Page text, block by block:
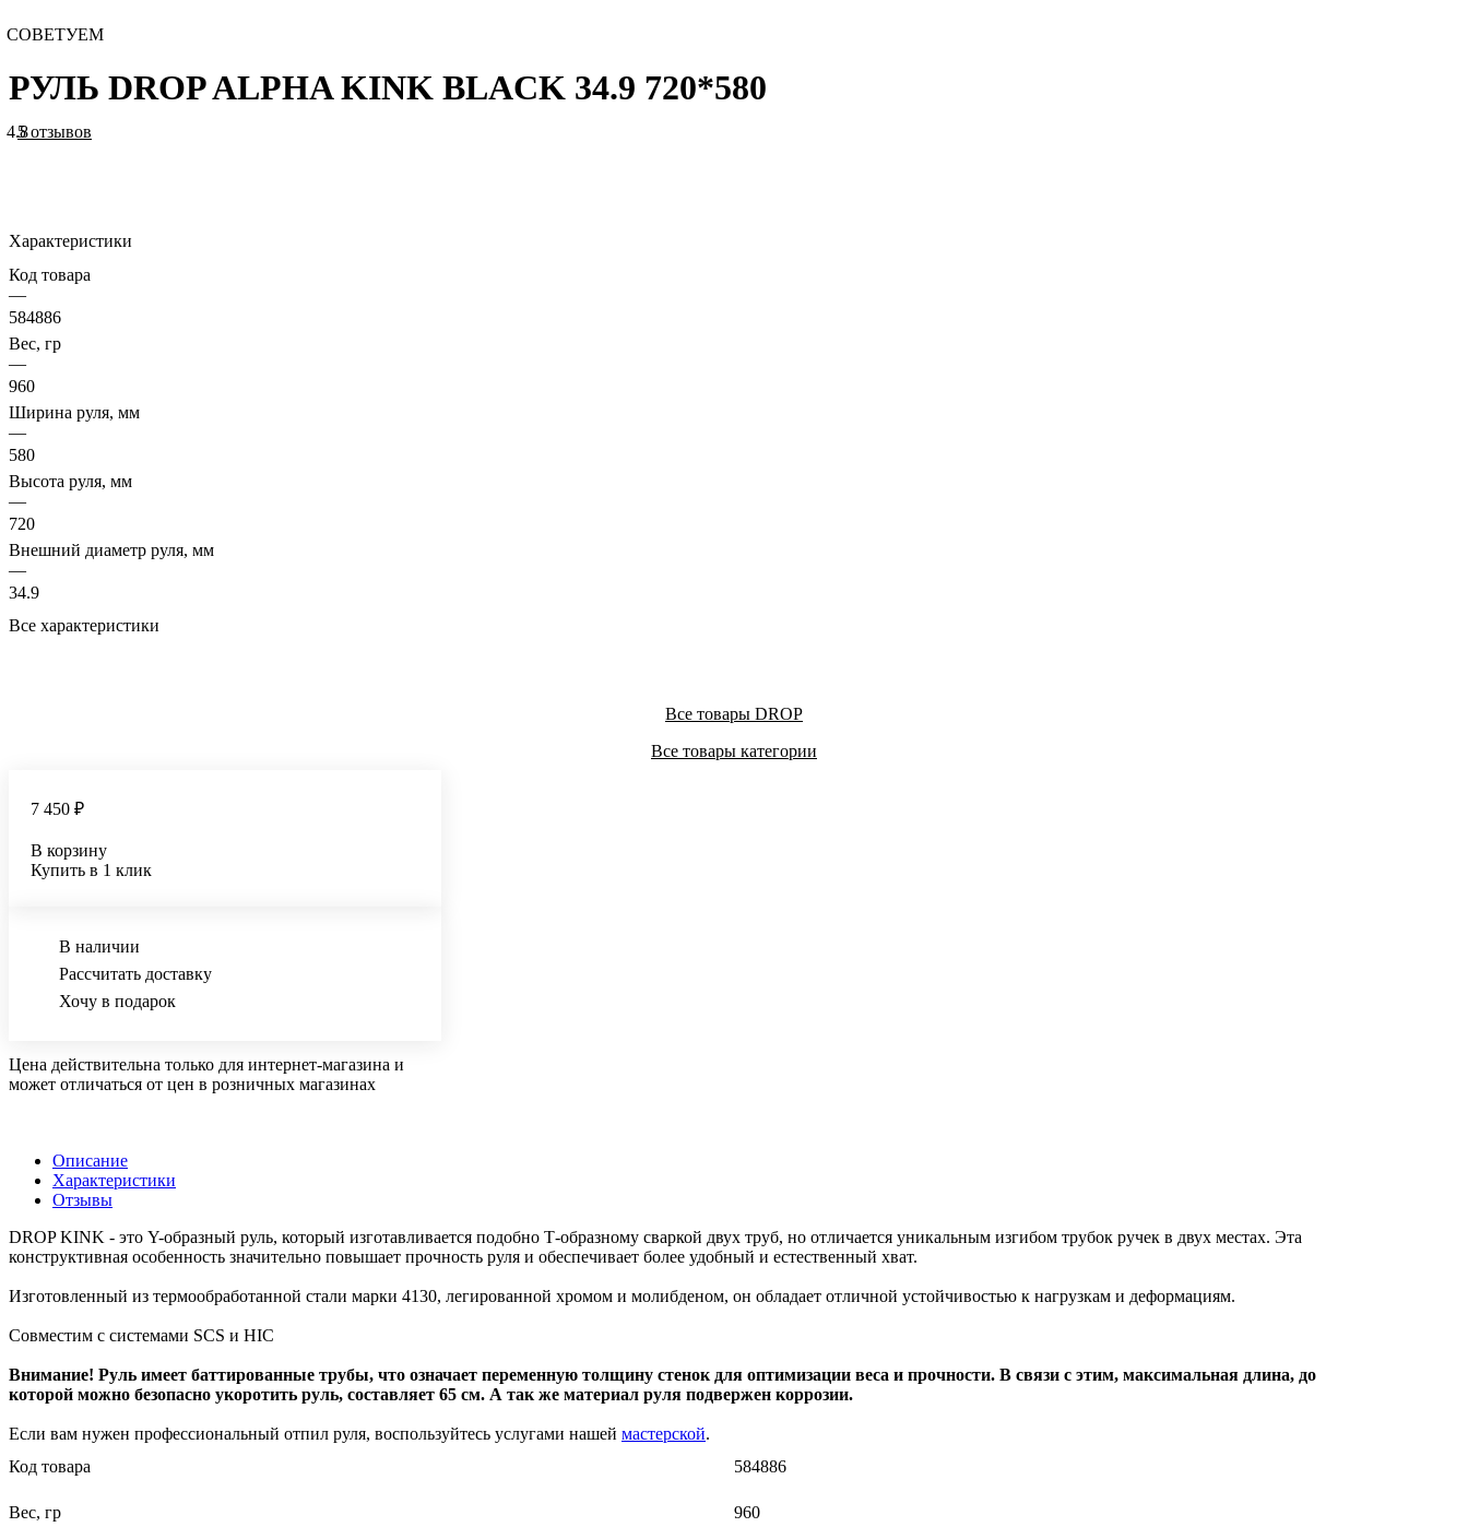
СОВЕТУЕМ
РУЛЬ DROP ALPHA KINK BLACK 34.9 720*580
4.85 отзывов
Характеристики
Код товара
—
584886
Вес, гр
—
960
Ширина руля, мм
—
580
Высота руля, мм
—
720
Внешний диаметр руля, мм
—
34.9
Все характеристики
Все товары DROP
Все товары категории
7 450 ₽
В корзину
Купить в 1 клик
В наличии
Рассчитать доставку
Хочу в подарок
Цена действительна только для интернет-магазина и
может отличаться от цен в розничных магазинах
Описание
Характеристики
Отзывы
DROP KINK - это Y-образный руль, который изготавливается подобно Т-образному сваркой двух труб, но отличается уникальным изгибом трубок ручек в двух местах. Эта
конструктивная особенность значительно повышает прочность руля и обеспечивает более удобный и естественный хват.
Изготовленный из термообработанной стали марки 4130, легированной хромом и молибденом, он обладает отличной устойчивостью к нагрузкам и деформациям.
Совместим с системами SCS и HIC
Внимание! Руль имеет баттированные трубы, что означает переменную толщину стенок для оптимизации веса и прочности. В связи с этим, максимальная длина, до
которой можно безопасно укоротить руль, составляет 65 см. А так же материал руля подвержен коррозии.
Если вам нужен профессиональный отпил руля, воспользуйтесь услугами нашей мастерской.
Код товара
584886
Вес, гр 960